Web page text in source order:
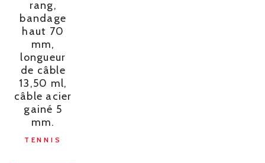
rang,
bandage
haut 70
mm,
longueur
de câble
13,50 ml,
câble acier
gainé 5
mm.
TENNIS